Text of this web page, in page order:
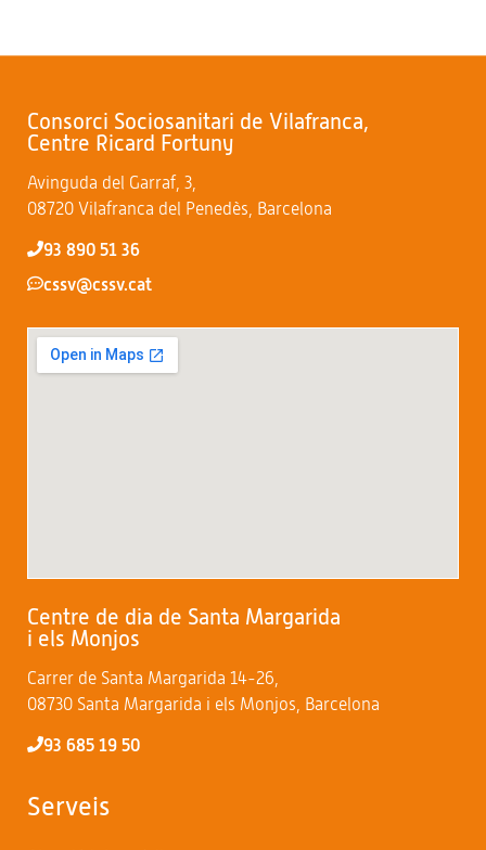
Consorci Sociosanitari de Vilafranca,
Centre Ricard Fortuny
Avinguda del Garraf, 3,
08720 Vilafranca del Penedès, Barcelona
93 890 51 36
cssv@cssv.cat
Centre de dia de Santa Margarida
i els Monjos
Carrer de Santa Margarida 14-26,
08730 Santa Margarida i els Monjos, Barcelona
93 685 19 50
Serveis